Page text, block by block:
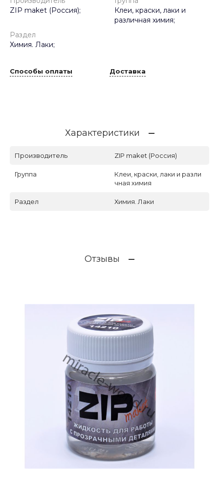
ZIP maket (Россия);
Клеи, краски, лаки и
различная химия;
Раздел
Химия. Лаки;
Способы оплаты Доставка
Характеристики
Производитель ZIP maket (Россия)
Группа
Клеи, краски, лаки и разли
чная химия
Раздел Химия. Лаки
Отзывы